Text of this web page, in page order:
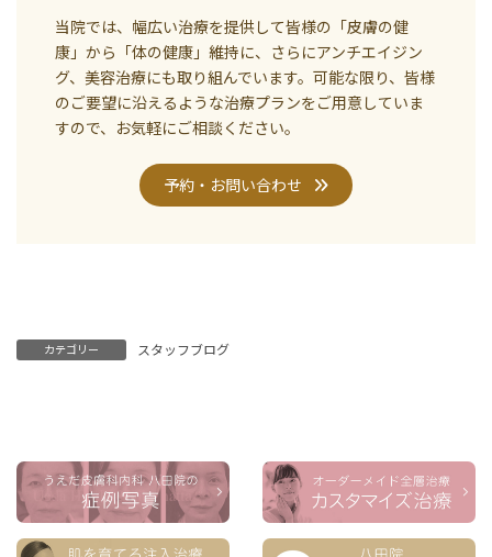
当院では、幅広い治療を提供して皆様の「皮膚の健
康」から「体の健康」維持に、さらにアンチエイジン
グ、美容治療にも取り組んでいます。可能な限り、皆様
のご要望に沿えるような治療プランをご用意していま
すので、お気軽にご相談ください。
予約・お問い合わせ
カテゴリー スタッフブログ